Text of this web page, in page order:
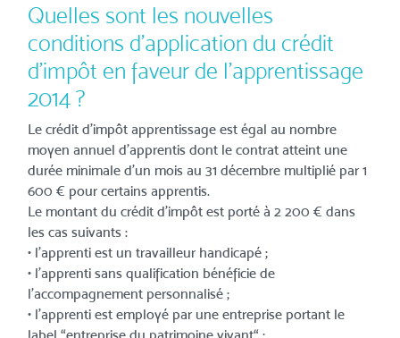
Quelles sont les nouvelles
conditions d’application du crédit
d’impôt en faveur de l’apprentissage
2014 ?
Le crédit d’impôt apprentissage est égal au nombre
moyen annuel d’apprentis dont le contrat atteint une
durée minimale d’un mois au 31 décembre multiplié par 1
600 € pour certains apprentis.
Le montant du crédit d’impôt est porté à 2 200 € dans
les cas suivants :
• l’apprenti est un travailleur handicapé ;
• l’apprenti sans qualification bénéficie de
l’accompagnement personnalisé ;
• l’apprenti est employé par une entreprise portant le